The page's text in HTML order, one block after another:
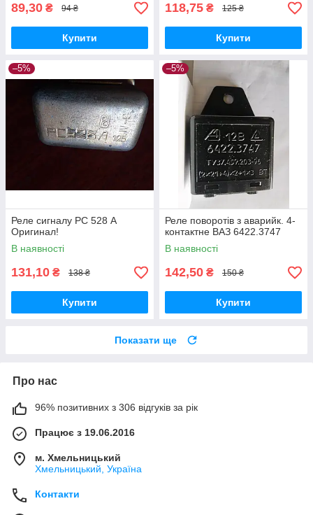
89,30 ₴ 94 ₴
Купити
118,75 ₴ 125 ₴
Купити
–5%
Реле сигналу РС 528 А
Оригинал!
В наявності
131,10 ₴ 138 ₴
Купити
–5%
Реле поворотів з аварийк. 4-
контактне ВАЗ 6422.3747
В наявності
142,50 ₴ 150 ₴
Купити
Показати ще
Про нас
96% позитивних з 306 відгуків за рік
Працює з 19.06.2016
м. Хмельницький
Хмельницький, Україна
Контакти